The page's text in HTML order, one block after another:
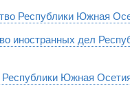
Республики Южная
иностранных дел
Южная